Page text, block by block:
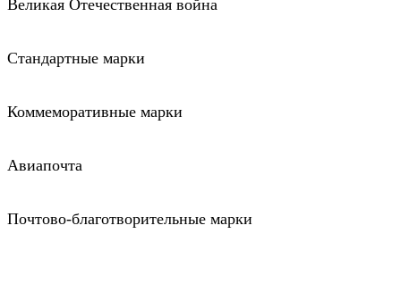
Великая Отечественная война
Стандартные марки
Коммеморативные марки
Авиапочта
Почтово-благотворительные марки